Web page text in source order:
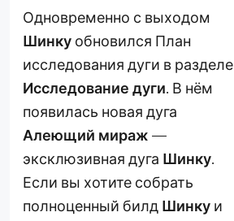
Одновременно с выходом
Шинку обновился План
исследования дуги в разделе
Исследование дуги. В нём
появилась новая дуга
Алеющий мираж —
эксклюзивная дуга Шинку.
Если вы хотите собрать
полноценный билд Шинку и